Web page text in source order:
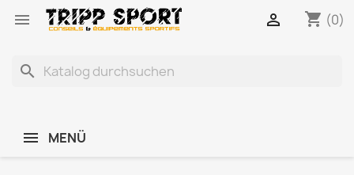
 shopping_cart (0)

search
MENÜ